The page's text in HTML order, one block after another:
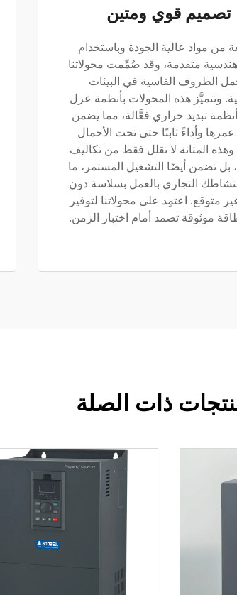
تصميم قوي ومتين
من مواد عالية الجودة وباستخدام
متقدمة، وقد صُمِّمت محولاتنا
الظروف القاسية في البيئات
وتتميَّز هذه المحولات بأنظمة عزل
تبديد حراري فعَّالة، مما يضمن
وأداءً ثابتًا حتى تحت الأحمال
وهذه المتانة لا تقلل فقط من تكاليف
بل تضمن أيضًا التشغيل المستمر، ما
التجاري بالعمل بسلاسة دون
متوقع. اعتمِد على محولاتنا لتوفير
موثوقة تصمد أمام اختبار الزمن.
ذات الصلة